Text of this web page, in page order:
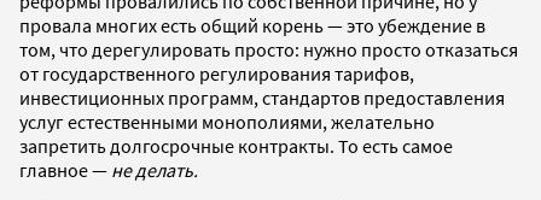
провала многих есть общий корень — это убеждение в
том, что дерегулировать просто: нужно просто отказаться
от государственного регулирования тарифов,
инвестиционных программ, стандартов предоставления
услуг естественными монополиями, желательно
запретить долгосрочные контракты. То есть самое
главное — не делать.